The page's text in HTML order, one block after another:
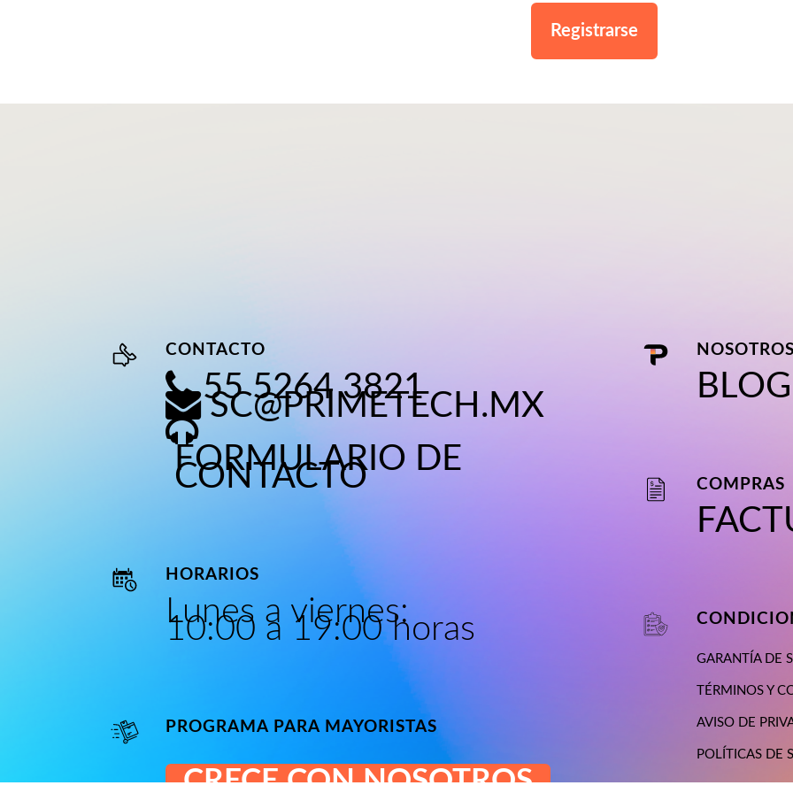
Registrarse
CONTACTO
55 5264 3821
SC@PRIMETECH.MX
FORMULARIO DE
CONTACTO
HORARIOS
Lunes a viernes:
10:00 a 19:00 horas
PROGRAMA PARA MAYORISTAS
CRECE CON NOSOTROS
BLOG
COMPRAS
GARANTÍA DE
TÉRMINOS Y
AVISO DE
POLÍTICAS DE